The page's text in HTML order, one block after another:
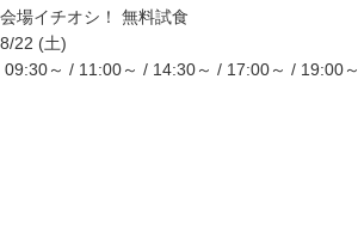
会場イチオシ！
無料試食
8/22 (土)
09:30～ / 11:00～ / 14:30～ / 17:00～ / 19:00～